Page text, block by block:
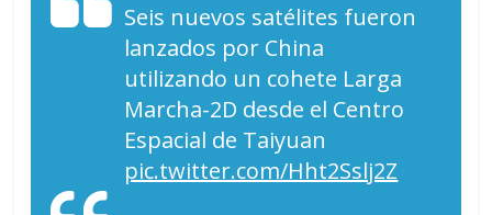
Seis nuevos satélites fueron
lanzados por China
utilizando un cohete Larga
Marcha-2D desde el Centro
Espacial de Taiyuan
pic.twitter.com/Hht2Sslj2Z